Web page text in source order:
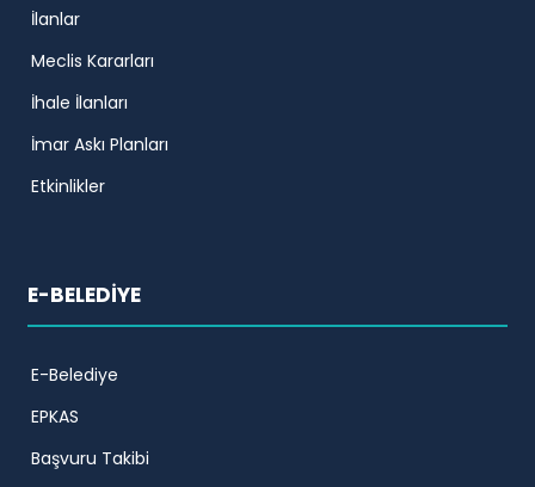
İlanlar
Meclis Kararları
İhale İlanları
İmar Askı Planları
Etkinlikler
E-BELEDİYE
E-Belediye
EPKAS
Başvuru Takibi